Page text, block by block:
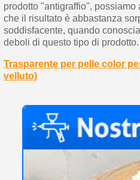
prodotto "antigraffio", possiamo
che il risultato è abbastanza
soddisfacente, quando
deboli di questo tipo di prodotto.
Trasparente per pelle color
velluto)